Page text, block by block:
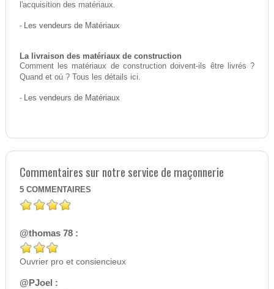
l'acquisition des matériaux.
- Les vendeurs de Matériaux
La livraison des matériaux de construction
Comment les matériaux de construction doivent-ils être livrés ?
Quand et où ? Tous les détails ici.
- Les vendeurs de Matériaux
Commentaires sur notre service de maçonnerie
5 COMMENTAIRES
@thomas 78 :
Ouvrier pro et consiencieux
@PJoel :